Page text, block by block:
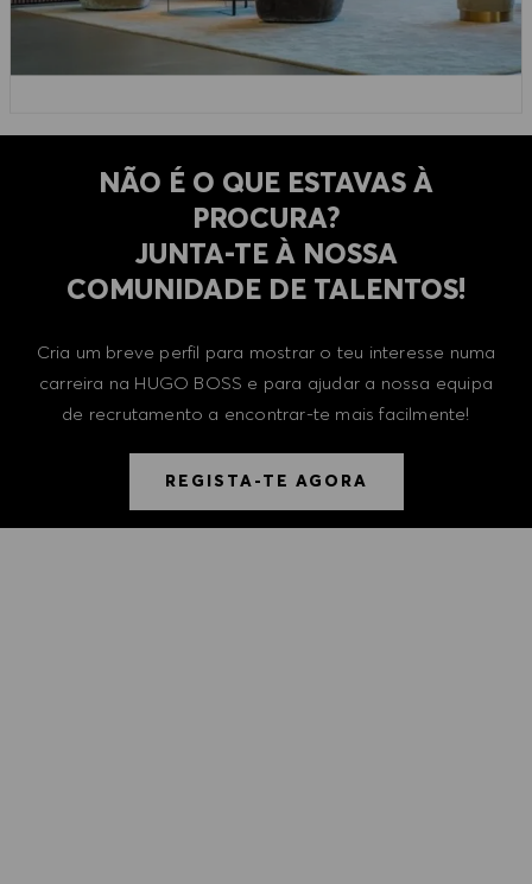
NÃO É O QUE ESTAVAS À
PROCURA?
​​​​​​​JUNTA-TE À NOSSA
COMUNIDADE DE TALENTOS!
Cria um breve perfil para mostrar o teu interesse numa
carreira na HUGO BOSS e para ajudar a nossa equipa
de recrutamento a encontrar-te mais facilmente!
REGISTA-TE AGORA